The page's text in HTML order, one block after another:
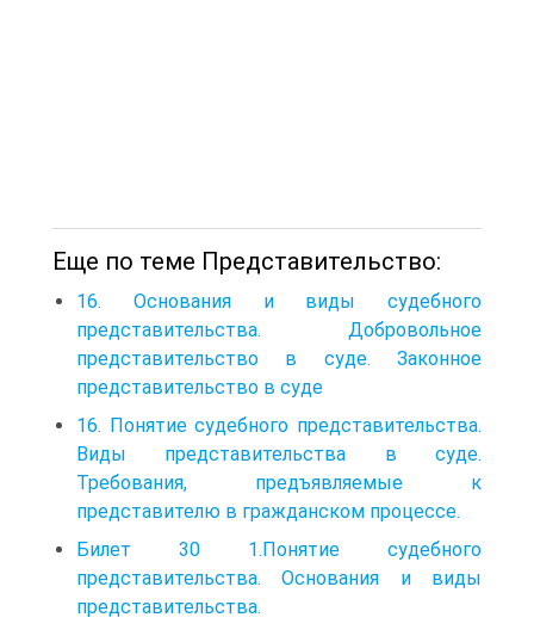
Еще по теме Представительство:
16. Основания и виды судебного
представительства. Добровольное
представительство в суде. Законное
представительство в суде
16. Понятие судебного представительства.
Виды представительства в суде.
Требования, предъявляемые к
представителю в гражданском процессе.
Билет 30 1.Понятие судебного
представительства. Основания и виды
представительства.